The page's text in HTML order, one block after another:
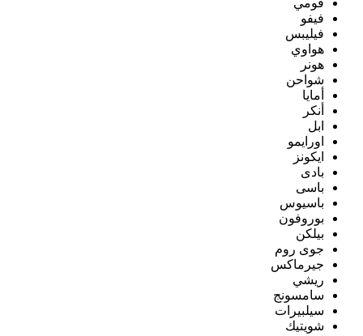
فومي
فيفو
فيليبس
هواوي
هونر
شواحن
أمايا
أنكر
ابل
اورايمو
ايكونز
بادى
باسى
باسيوس
بوروفون
بيلكن
جوى روم
جيرماكس
ريشي
سامسونج
سيلبيرات
شويتيك